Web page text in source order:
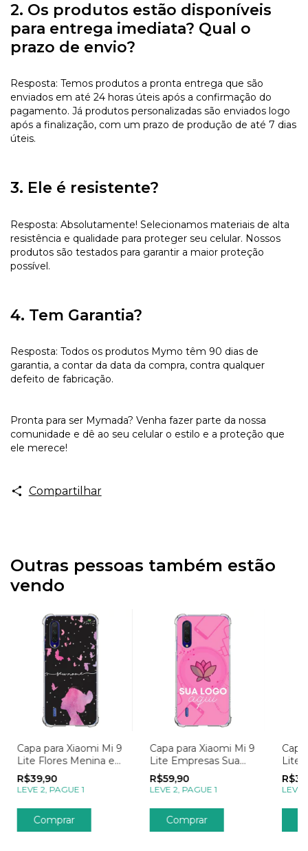
2. Os produtos estão disponíveis
para entrega imediata? Qual o
prazo de envio?
Resposta: Temos produtos a pronta entrega que são
enviados em até 24 horas úteis após a confirmação do
pagamento. Já produtos personalizadas são enviados logo
após a finalização, com um prazo de produção de até 7 dias
úteis.
3. Ele é resistente?
Resposta: Absolutamente! Selecionamos materiais de alta
resistência e qualidade para proteger seu celular. Nossos
produtos são testados para garantir a maior proteção
possível.
4. Tem Garantia?
Resposta: Todos os produtos Mymo têm 90 dias de
garantia, a contar da data da compra, contra qualquer
defeito de fabricação.
Pronta para ser Mymada? Venha fazer parte da nossa
comunidade e dê ao seu celular o estilo e a proteção que
ele merece!
Compartilhar
Outras pessoas também estão
vendo
Capa para Xiaomi Mi 9
Lite Flores Menina e
as Borboletas
R$39,90
LEVE 2, PAGUE 1
Comprar
Capa para Xiaomi Mi 9
Lite Empresas Sua
Logo
R$59,90
LEVE 2, PAGUE 1
Comprar
Lite
LEVE